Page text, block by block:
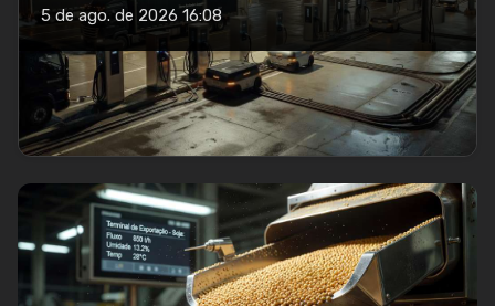
5 de ago. de 2026 16:08